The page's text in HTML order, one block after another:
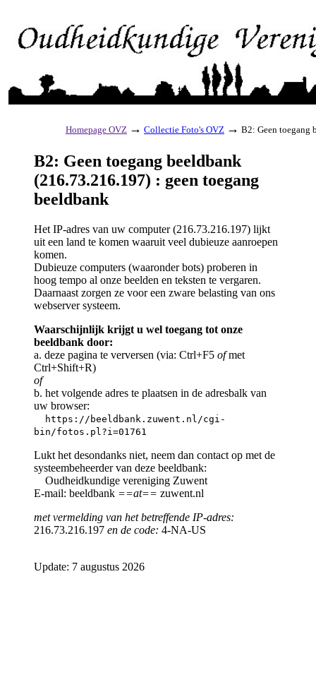
Homepage OVZ → Collectie Foto's OVZ → B2: Geen toegang
B2: Geen toegang beeldbank
(216.73.216.197) : geen toegang
beeldbank
Het IP-adres van uw computer (216.73.216.197) lijkt
uit een land te komen waaruit veel dubieuze aanroepen
komen.
Dubieuze computers (waaronder bots) proberen in
hoog tempo al onze beelden en teksten te vergaren.
Daarnaast zorgen ze voor een zware belasting van ons
webserver systeem.
Waarschijnlijk krijgt u wel toegang tot onze
beeldbank door:
a. deze pagina te verversen (via: Ctrl+F5 ofmet
Ctrl+Shift+R)
of
b. het volgende adres te plaatsen in de adresbalk van
uw browser:
https://beeldbank.zuwent.nl/cgi-
bin/fotos.pl?i=01761
Lukt het desondanks niet, neem dan contact op met de
systeembeheerder van deze beeldbank:
Oudheidkundige vereniging Zuwent
E-mail: beeldbank ==at== zuwent.nl
met vermelding van het betreffende IP-adres:
216.73.216.197 en de code: 4-NA-US
Update: 7 augustus 2026